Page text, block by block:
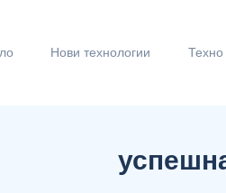
Нови технологии